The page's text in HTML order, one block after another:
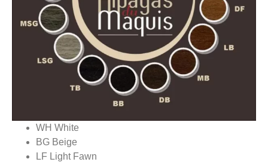
WH White
BG Beige
LF Light Fawn